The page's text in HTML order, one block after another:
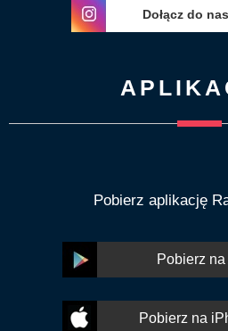
Dołącz do nas
Pobierz aplikację
Pobierz
Pobierz na